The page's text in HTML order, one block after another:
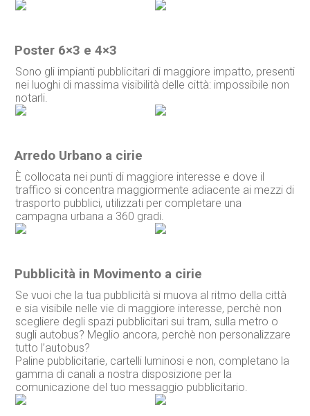
Poster 6×3 e 4×3
Sono gli impianti pubblicitari di maggiore impatto, presenti
nei luoghi di massima visibilità delle città: impossibile non
notarli.
Arredo Urbano a cirie
È collocata nei punti di maggiore interesse e dove il
traffico si concentra maggiormente adiacente ai mezzi di
trasporto pubblici, utilizzati per completare una
campagna urbana a 360 gradi.
Pubblicità in Movimento a cirie
Se vuoi che la tua pubblicità si muova al ritmo della città
e sia visibile nelle vie di maggiore interesse, perchè non
scegliere degli spazi pubblicitari sui tram, sulla metro o
sugli autobus? Meglio ancora, perchè non personalizzare
tutto l’autobus?
Paline pubblicitarie, cartelli luminosi e non, completano la
gamma di canali a nostra disposizione per la
comunicazione del tuo messaggio pubblicitario.